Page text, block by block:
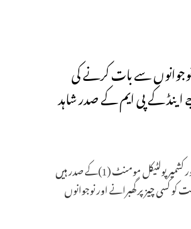
سے بات کرنے کی
کے پی ایم کے صدر شاہد
سری نگر۔ شاہد خان جو جموں اور کشمیر پولٹیکل مومنٹ (1)کے صدر ہیں
کسی چیز پر گھبرانے اور نوجوانوں